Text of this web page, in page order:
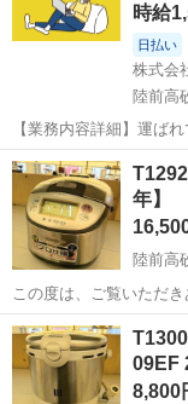
時給
日払い
株式会
陸前高
【業務内容詳細】運ば
れてきた荷物の開梱、
トでの運搬※トラックの
の記録等も1部ございま
宮城 仙台市 陸
年】
陸前高
この度は、ご覧いただきありがと
宮城 仙台市 陸
09EF
8,800